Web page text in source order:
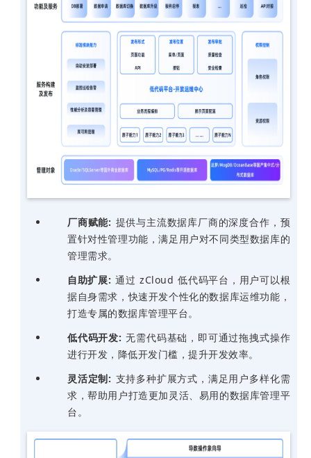
厂商赋能: 提供与主流数据库厂商的深度合作，预
置针对性管理功能，满足用户对不同类型数据库的
管理需求。
自助扩展: 通过 zCloud 低代码平台，用户可以根
据自身需求，快速开发个性化的数据库运维功能，
打造专属的数据库管理平台。
低代码开发: 无需代码基础，即可通过拖拽式操作
进行开发，降低开发门槛，提升开发效率。
灵活定制: 支持多种扩展方式，满足用户多样化需
求，帮助用户打造更加灵活、易用的数据库管理平
台。